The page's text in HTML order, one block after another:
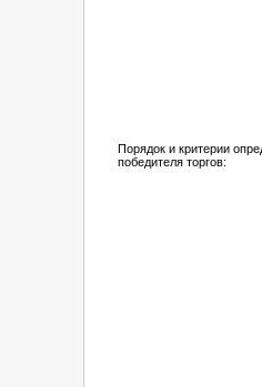
Порядок и критерии
победителя торгов: